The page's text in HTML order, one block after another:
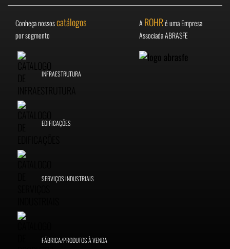
Conheça nossoscatálogos
por segmento
INFRAESTRUTURA
EDIFICAÇÕES
SERVIÇOS INDUSTRIAIS
FÁBRICA/PRODUTOS À VENDA
A ROHRé uma Empresa
Associada ABRASFE